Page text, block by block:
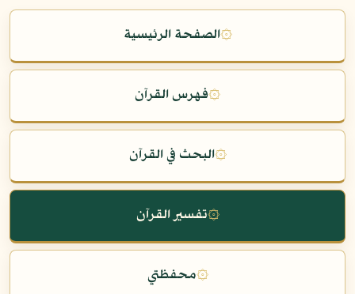
۞الصفحة الرئيسية
۞فهرس القرآن
۞البحث في القرآن
۞تفسير القرآن
۞محفظتي